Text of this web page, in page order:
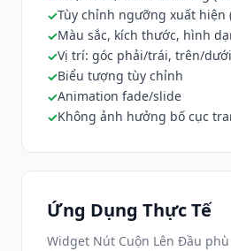
Tùy chỉnh ngưỡng xuất hiện
Màu sắc, kích thước, hình
Vị trí: góc phải/trái, trên/dưới
Biểu tượng tùy chỉnh
Animation fade/slide
Không ảnh hưởng bố cục
Ứng Dụng Thực Tế
Widget Nút Cuộn Lên Đầu